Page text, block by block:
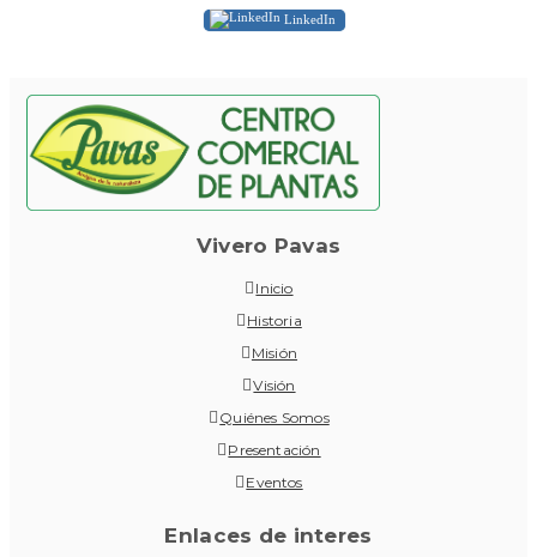
LinkedIn
Vivero Pavas
Inicio
Historia
Misión
Visión
Quiénes Somos
Presentación
Eventos
Enlaces de interes